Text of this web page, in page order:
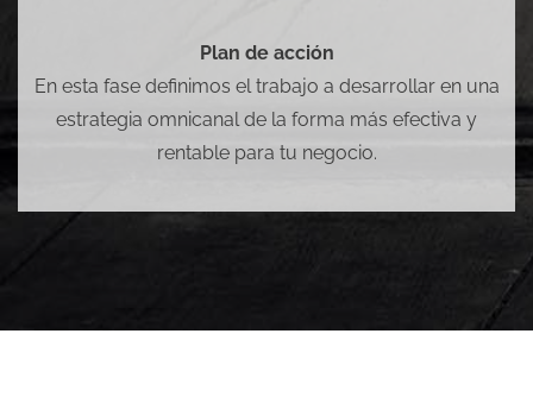
Plan de acción
En esta fase definimos el trabajo a desarrollar en una
estrategia omnicanal de la forma más efectiva y
rentable para tu negocio.